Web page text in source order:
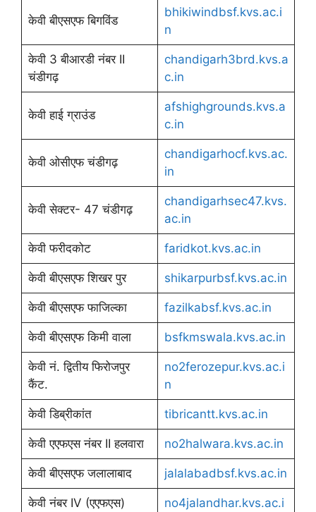
केवी बीएसएफ बिगविंड
bhikiwindbsf.kvs.ac.i
n
केवी 3 बीआरडी नंबर II
चंडीगढ़
chandigarh3brd.kvs.a
c.in
केवी हाई ग्राउंड
afshighgrounds.kvs.a
c.in
केवी ओसीएफ चंडीगढ़
chandigarhocf.kvs.ac.
in
केवी सेक्टर- 47 चंडीगढ़
chandigarhsec47.kvs.
ac.in
केवी फरीदकोट faridkot.kvs.ac.in
केवी बीएसएफ शिखर पुर shikarpurbsf.kvs.ac.in
केवी बीएसएफ फाजिल्का fazilkabsf.kvs.ac.in
केवी बीएसएफ किमी वाला bsfkmswala.kvs.ac.in
केवी नं. द्वितीय फिरोजपुर
कैंट.
no2ferozepur.kvs.ac.i
n
केवी डिब्रीकांत tibricantt.kvs.ac.in
केवी एएफएस नंबर II हलवारा no2halwara.kvs.ac.in
केवी बीएसएफ जलालाबाद jalalabadbsf.kvs.ac.in
केवी नंबर IV (एएफएस)
no4jalandhar.kvs.ac.i